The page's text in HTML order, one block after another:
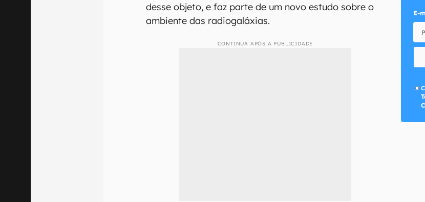
desse objeto, e faz parte de um novo estudo sobre o
ambiente das radiogaláxias.
CONTINUA APÓS A PUBLICIDADE
E-